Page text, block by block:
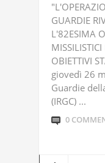
GUARDIE
L'82ESIMA
OBIETTIVI
giovedì 26
Guardie
(IRGC) ...
0